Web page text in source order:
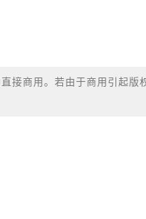
接商用。若由于商用引起版